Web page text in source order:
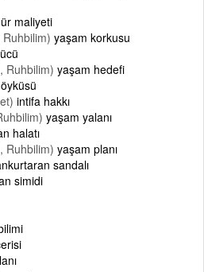
maliyeti
yaşam korkusu
Ruhbilim) yaşam hedefi
intifa hakkı
yaşam yalanı
halatı
Ruhbilim) yaşam planı
sandalı
simidi